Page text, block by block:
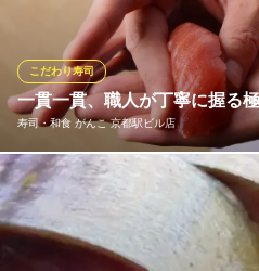
ホテルグランヴィア京都 カフ
季節の食材バイキング
ＪＲ京都駅中央出口 徒歩1分
京都府京都市下京区烏丸通塩小路下ルJR
一貫一貫、職人が丁寧に握る
寿司・和食 がんこ 京都駅ビル店
こだわり寿司
市場直送の新鮮ネタを使用し、口
供毎朝市場から届く厳選された海
リの絶妙な配分が三位一体となり
いを生み出します。寿司の基本を